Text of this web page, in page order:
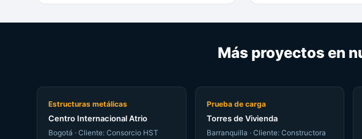
Más proyectos en
Estructuras metálicas
Centro Internacional Atrio
Bogotá · Cliente: Consorcio HST
Prueba de carga
Torres de Vivienda
Barranquilla · Cliente: Constructora